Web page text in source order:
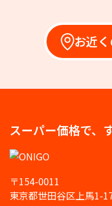
お近
スーパー価格で、
〒154-0011
東京都世田谷区上馬1-